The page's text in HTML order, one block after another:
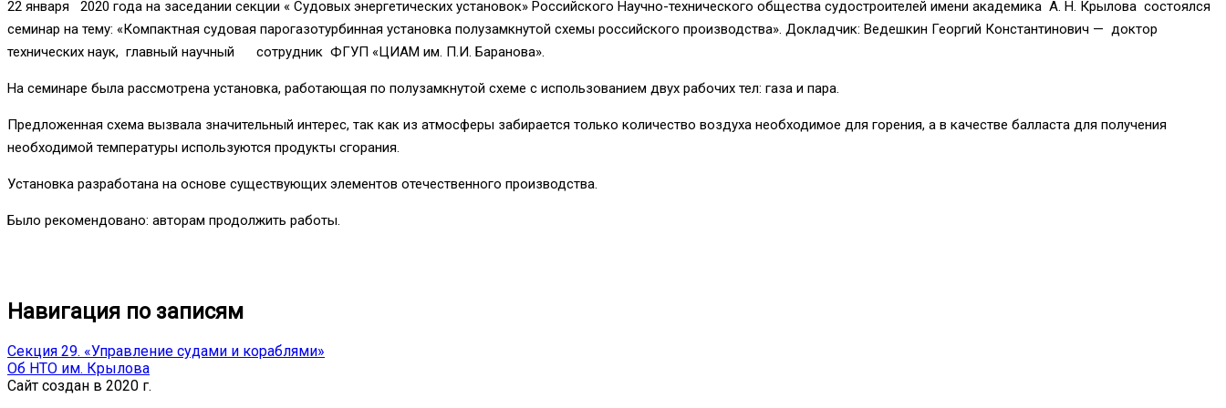
22 января 2020 года на заседании секции « Судовых энергетических установок» Российского Научно-технического общества судостроителей имени академика А. Н. Крылова состоялся
семинар на тему: «Компактная судовая парогазотурбинная установка полузамкнутой схемы российского производства». Докладчик: Ведешкин Георгий Константинович — доктор
технических наук, главный научный сотрудник ФГУП «ЦИАМ им. П.И. Баранова».
На семинаре была рассмотрена установка, работающая по полузамкнутой схеме с использованием двух рабочих тел: газа и пара.
Предложенная схема вызвала значительный интерес, так как из атмосферы забирается только количество воздуха необходимое для горения, а в качестве балласта для получения
необходимой температуры используются продукты сгорания.
Установка разработана на основе существующих элементов отечественного производства.
Было рекомендовано: авторам продолжить работы.
Навигация по записям
Секция 29. «Управление судами и кораблями»
Об НТО им. Крылова
Сайт создан в 2020 г.